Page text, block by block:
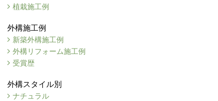
植栽施工例
外構施工例
新築外構施工例
外構リフォーム施工例
受賞歴
外構スタイル別
ナチュラル